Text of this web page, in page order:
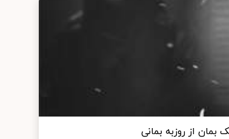
بمان از روزبه بمانی